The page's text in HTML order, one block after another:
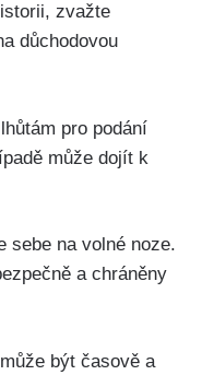
zvažte
důchodovou
pro podání
může dojít k
sebe na volné noze.
a chráněny
být časově a